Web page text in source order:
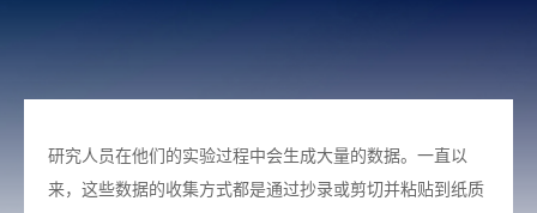
研究人员在他们的实验过程中会生成大量的数据。一直以
来，这些数据的收集方式都是通过抄录或剪切并粘贴到纸质